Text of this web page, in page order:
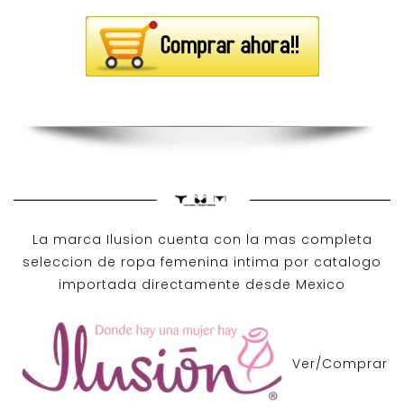
La marca Ilusion cuenta con la mas completa
seleccion de ropa femenina intima por catalogo
importada directamente desde Mexico
Ver/Comprar